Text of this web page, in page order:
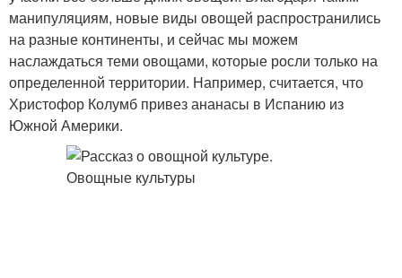
манипуляциям, новые виды овощей распространились
на разные континенты, и сейчас мы можем
наслаждаться теми овощами, которые росли только на
определенной территории. Например, считается, что
Христофор Колумб привез ананасы в Испанию из
Южной Америки.